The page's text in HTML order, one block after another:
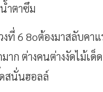
ำตาซึม
ที่ 6 8oต้องมาสลับคา
ก ต่างคนต่างงัดไม้เ
สนั่นฮอลล์